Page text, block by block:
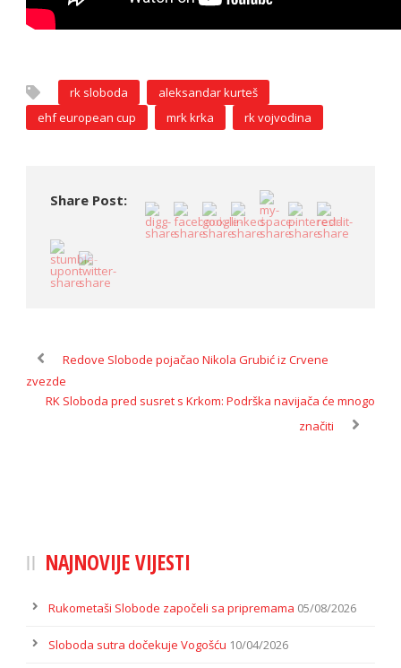
rk sloboda
aleksandar kurteš
ehf european cup
mrk krka rk vojvodina
Share Post:
Redove Slobode pojačao Nikola Grubić iz Crvene
zvezde
RK Sloboda pred susret s Krkom: Podrška navijača će mnogo
značiti
NAJNOVIJE VIJESTI
Rukometaši Slobode započeli sa pripremama 05/08/2026
Sloboda sutra dočekuje Vogošću 10/04/2026